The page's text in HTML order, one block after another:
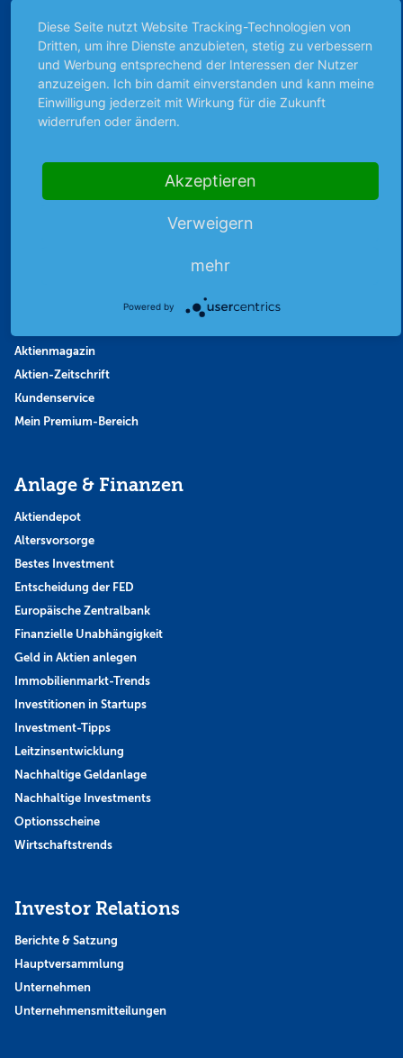
Börsengerüchte
Börsengespräche
Börsennews
Favoriten
Finanzpodcast
Thema der Woche
Abonnement kündigen
Aktienmagazin
Aktien-Zeitschrift
Kundenservice
Mein Premium-Bereich
Anlage & Finanzen
Aktiendepot
Altersvorsorge
Bestes Investment
Entscheidung der FED
Europäische Zentralbank
Finanzielle Unabhängigkeit
Geld in Aktien anlegen
Immobilienmarkt-Trends
Investitionen in Startups
Investment-Tipps
Leitzinsentwicklung
Nachhaltige Geldanlage
Nachhaltige Investments
Optionsscheine
Wirtschaftstrends
Investor Relations
Berichte & Satzung
Hauptversammlung
Unternehmen
Unternehmensmitteilungen
Diese Seite nutzt Website Tracking-Technologien von
Dritten, um ihre Dienste anzubieten, stetig zu verbessern
und Werbung entsprechend der Interessen der Nutzer
anzuzeigen. Ich bin damit einverstanden und kann meine
Einwilligung jederzeit mit Wirkung für die Zukunft
widerrufen oder ändern.
Akzeptieren
Verweigern
mehr
Powered by